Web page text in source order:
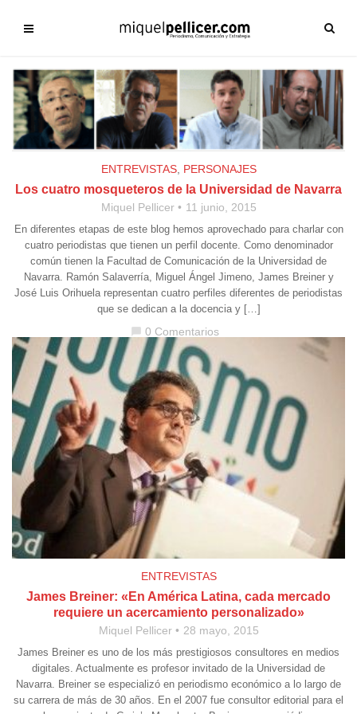
ENTREVISTAS, PERSONAJES
Los cuatro mosqueteros de la Universidad de Navarra
Miquel Pellicer 11 junio, 2015
En diferentes etapas de este blog hemos aprovechado para charlar con
cuatro periodistas que tienen un perfil docente. Como denominador
común tienen la Facultad de Comunicación de la Universidad de
Navarra. Ramón Salaverría, Miguel Ángel Jimeno, James Breiner y
José Luis Orihuela representan cuatro perfiles diferentes de periodistas
que se dedican a la docencia y […]
0 Comentarios
ENTREVISTAS
James Breiner: «En América Latina, cada mercado
requiere un acercamiento personalizado»
Miquel Pellicer 28 mayo, 2015
James Breiner es uno de los más prestigiosos consultores en medios
digitales. Actualmente es profesor invitado de la Universidad de
Navarra. Breiner se especializó en periodismo económico a lo largo de
su carrera de más de 30 años. En el 2007 fue consultor editorial para el